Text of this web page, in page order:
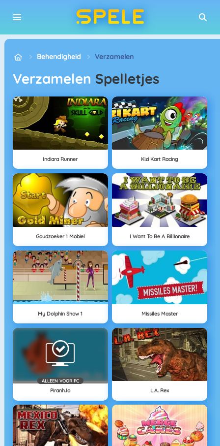
Behendigheid Verzamelen
Verzamelen Spelletjes
Indiara Runner Kizi Kart Racing
Goudzoeker 1 Mobiel I Want To Be A Billionaire
My Dolphin Show 1 Missiles Master
ALLEEN VOOR PC
Piranh.io L.A. Rex